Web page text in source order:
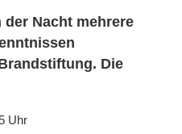
Nacht mehrere
Die
Uhr